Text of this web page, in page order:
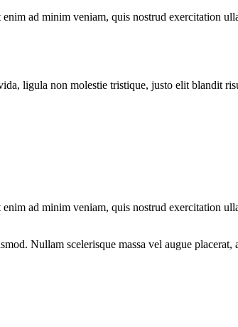
ad minim veniam, quis nostrud exercitation
ligula non molestie tristique, justo elit blandit
ad minim veniam, quis nostrud exercitation
Nullam scelerisque massa vel augue placerat,